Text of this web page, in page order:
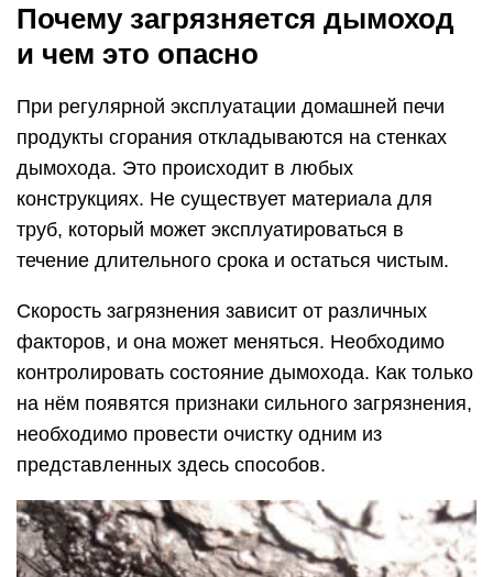
Почему загрязняется дымоход
и чем это опасно
При регулярной эксплуатации домашней печи
продукты сгорания откладываются на стенках
дымохода. Это происходит в любых
конструкциях. Не существует материала для
труб, который может эксплуатироваться в
течение длительного срока и остаться чистым.
Скорость загрязнения зависит от различных
факторов, и она может меняться. Необходимо
контролировать состояние дымохода. Как только
на нём появятся признаки сильного загрязнения,
необходимо провести очистку одним из
представленных здесь способов.